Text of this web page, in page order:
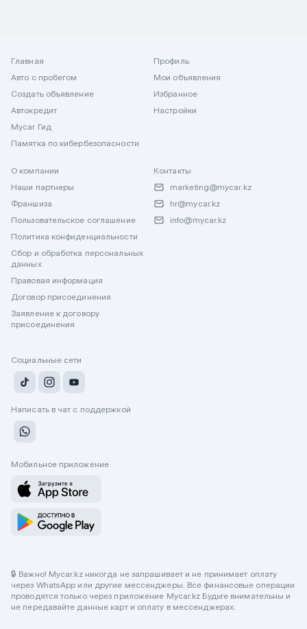
Главная
Авто с пробегом
Создать объявление
Автокредит
Mycar Гид
Памятка по кибербезопасности
Профиль
Мои объявления
Избранное
Настройки
О компании
Наши партнеры
Франшиза
Пользовательское соглашение
Политика конфиденциальности
Сбор и обработка персональных
данных
Правовая информация
Договор присоединения
Заявление к договору
присоединения
Контакты
marketing@mycar.kz
hr@mycar.kz
info@mycar.kz
Социальные сети
Написать в чат с поддержкой
Мобильное приложение
🔒 Важно! Mycar.kz никогда не запрашивает и не принимает оплату
через WhatsApp или другие мессенджеры. Все финансовые операции
проводятся только через приложение Mycar.kz Будьте внимательны и
не передавайте данные карт и оплату в мессенджерах.